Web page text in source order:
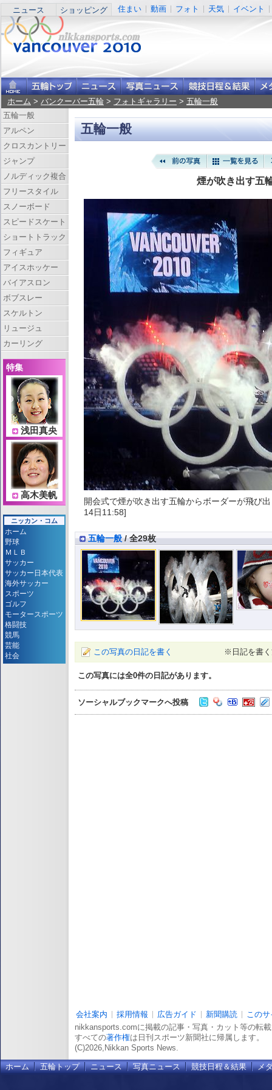
ニュース ショッピング 住まい 動画 フォト 天気 イベント
ホーム > バンクーバー五輪 > フォトギャラリー > 五輪一般
五輪一般
煙が吹き出す五
開会式で煙が吹き出す五輪からボーダーが飛び
14日11:58]
五輪一般/ 全29枚
この写真の日記を書く ※日記を書
この写真には全0件の日記があります。
ソーシャルブックマークへ投稿
五輪一般
アルペン
クロスカントリー
ジャンプ
ノルディック複合
フリースタイル
スノーボード
スピードスケート
ショートトラック
フィギュア
アイスホッケー
バイアスロン
ボブスレー
スケルトン
リュージュ
カーリング
特集
浅田真央
高木美帆
ニッカン・コム
ホーム
野球
ＭＬＢ
サッカー
サッカー日本代表
海外サッカー
スポーツ
ゴルフ
モータースポーツ
格闘技
競馬
芸能
社会
会社案内 採用情報 広告ガイド 新聞購読
この
nikkansports.comに掲載の記事・写真・カット等の転
すべての著作権は日刊スポーツ新聞社に帰属します。
(C)2026,Nikkan Sports News.
ホーム 五輪トップ ニュース 写真ニュース 競技日程＆結果 メ